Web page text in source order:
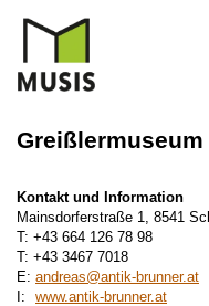
Kontakt und Information
Mainsdorferstraße 1, 8541
T: +43 664 126 78 98
T: +43 3467 7018
E: andreas@antik-brunner.at
I:
www.antik-brunner.at